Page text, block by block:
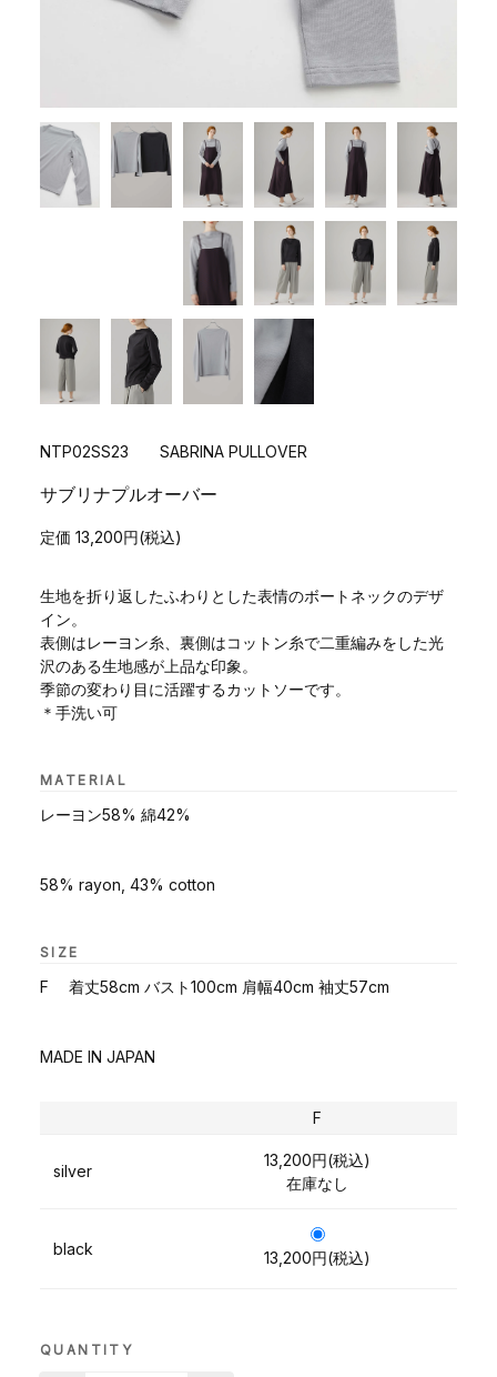
NTP02SS23 SABRINA PULLOVER
サブリナプルオーバー
定価 13,200円(税込)
生地を折り返したふわりとした表情のボートネックのデザ
イン。
表側はレーヨン糸、裏側はコットン糸で二重編みをした光
沢のある生地感が上品な印象。
季節の変わり目に活躍するカットソーです。
＊手洗い可
MATERIAL
レーヨン58% 綿42%
58% rayon, 43% cotton
SIZE
F 着丈58cm バスト100cm 肩幅40cm 袖丈57cm
MADE IN JAPAN
F
silver
13,200円(税込)
在庫なし
black 13,200円(税込)
QUANTITY